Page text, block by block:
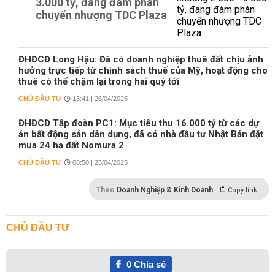
chuyển nhượng TDC Plaza
ĐHĐCĐ Long Hậu: Đã có doanh nghiệp thuê đất chịu ảnh
hưởng trực tiếp từ chính sách thuế của Mỹ, hoạt động cho
thuê có thể chậm lại trong hai quý tới
CHỦ ĐẦU TƯ 13:41 | 26/04/2025
ĐHĐCĐ Tập đoàn PC1: Mục tiêu thu 16.000 tỷ từ các dự
án bất động sản dân dụng, đã có nhà đầu tư Nhật Bản đặt
mua 24 ha đất Nomura 2
CHỦ ĐẦU TƯ 08:50 | 25/04/2025
Theo Doanh Nghiệp & Kinh Doanh Copy link
CHỦ ĐẦU TƯ
0Chia sẻ